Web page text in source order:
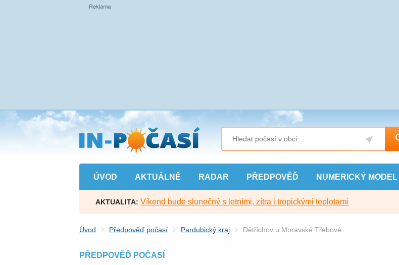
Přejít
na
hlavní
obsah
ÚVOD AKTUÁLNĚ RADAR PŘEDPOVĚĎ NUMERICKÝ MODEL
AKTUALITA: Víkend bude slunečný s letními, zítra i tropickými teplotami
Úvod Předpověď počasí Pardubický kraj Dětřichov u Moravské Třebové
PŘEDPOVĚĎ POČASÍ